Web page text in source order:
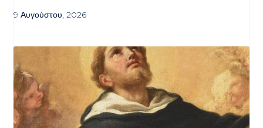
9 Αυγούστου, 2026